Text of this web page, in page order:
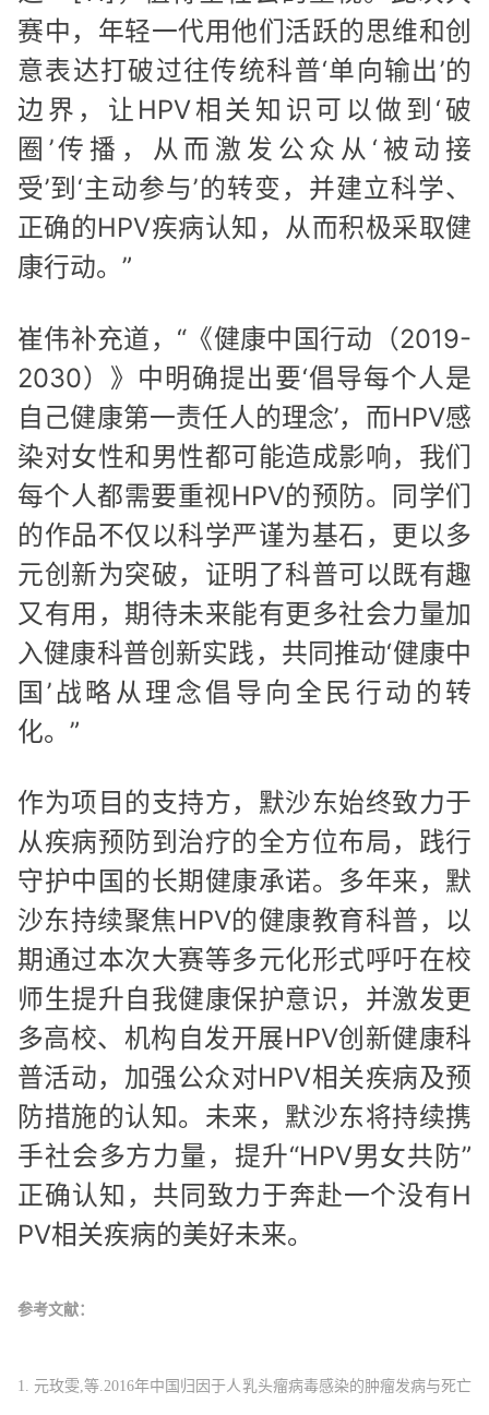
赛中，年轻一代用他们活跃的思维和创
意表达打破过往传统科普‘单向输出’的
边界，让HPV相关知识可以做到‘破
圈’传播，从而激发公众从‘被动接
受’到‘主动参与’的转变，并建立科学、
正确的HPV疾病认知，从而积极采取健
康行动。”
崔伟补充道，“《健康中国行动（2019-
2030）》中明确提出要‘倡导每个人是
自己健康第一责任人的理念’，而HPV感
染对女性和男性都可能造成影响，我们
每个人都需要重视HPV的预防。同学们
的作品不仅以科学严谨为基石，更以多
元创新为突破，证明了科普可以既有趣
又有用，期待未来能有更多社会力量加
入健康科普创新实践，共同推动‘健康中
国’战略从理念倡导向全民行动的转
化。”
作为项目的支持方，默沙东始终致力于
从疾病预防到治疗的全方位布局，践行
守护中国的长期健康承诺。多年来，默
沙东持续聚焦HPV的健康教育科普，以
期通过本次大赛等多元化形式呼吁在校
师生提升自我健康保护意识，并激发更
多高校、机构自发开展HPV创新健康科
普活动，加强公众对HPV相关疾病及预
防措施的认知。未来，默沙东将持续携
手社会多方力量，提升“HPV男女共防”
正确认知，共同致力于奔赴一个没有H
PV相关疾病的美好未来。
参考文献：
1. 元玫雯,等.2016年中国归因于人乳头瘤病毒感染的肿瘤发病与死亡